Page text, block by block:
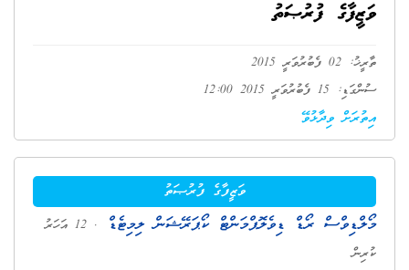
ވަޒީފާގެ ފުރުޞަތު
ތާރީޚު: 02 ފެބުރުވަރީ 2015
ސުންގަޑި: 15 ފެބުރުވަރީ 2015 12:00
އިތުރަށް ވިދާޅުވޭ
ވަޒީފާގެ ފުރުޞަތު
މޯލްޑިވްސް ރޯޑް ޑިވެލޮޕްމަންޓް ކޯޕަރޭޝަން ލިމިޓެޑް
. 12 އަހަރު
ކުރިން